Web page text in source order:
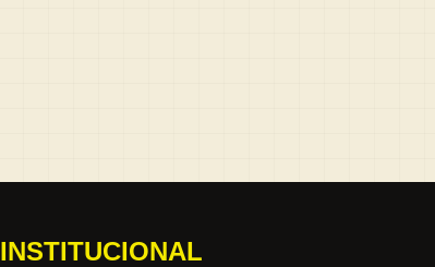
INSTITUCIONAL